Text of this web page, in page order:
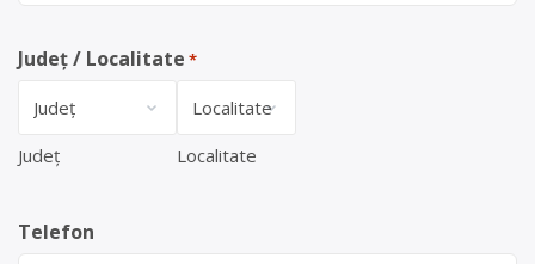
Județ / Localitate *
Județ Localitate
Telefon